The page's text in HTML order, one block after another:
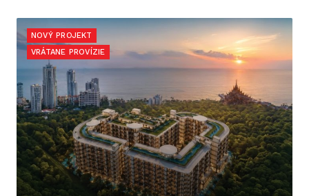
NOVÝ PROJEKT
VRÁTANE PROVÍZIE